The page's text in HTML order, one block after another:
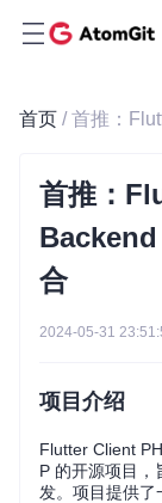
首页
首推：
合
2024-05-31
项目介绍
Flutter Client
P 的开源项目，
发。项目提供